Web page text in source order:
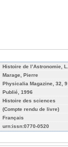
Histoire de l’Astronomie,
Marage, Pierre
Physicalia Magazine, 32, 9
Publié, 1996
Histoire des sciences
(Compte rendu de livre)
Français
urn:issn:0770-0520